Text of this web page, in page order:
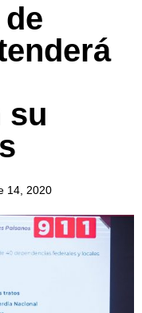
su
14, 2020